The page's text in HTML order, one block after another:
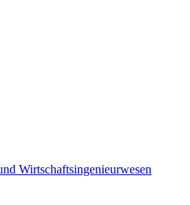
Wirtschaftsingenieurwesen